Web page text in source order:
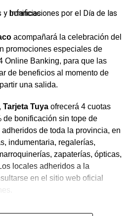
del recurso en cada
las reservas y condiciones de
las localidades
caudal son Avia Terai, General
del Bermejo, Pampa
Campo Largo, Corzuela, Las
Pinedo y Hermoso Campo.
tareas, se reiniciará la
y la distribución, de acuerdo
para la presurización y
acompañará la celebración del
promociones especiales de
Online Banking, para que las
de beneficios al momento de
una salida.
Tarjeta Tuyaofrecerá 4 cuotas
de bonificación sin tope de
de toda la provincia, en
indumentaria, regalerías,
zapaterías, ópticas,
locales adheridos a la
en el sitio web oficial